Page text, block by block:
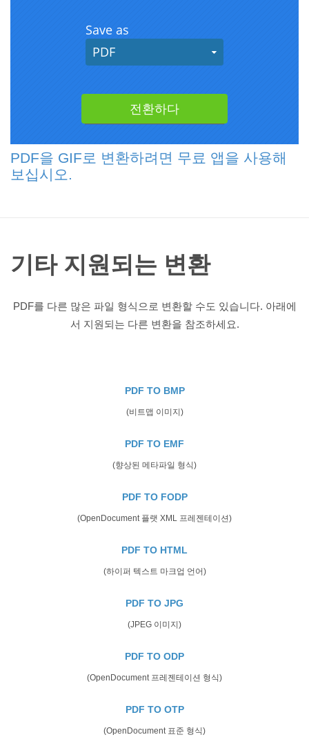
PDF을 GIF로 변환하려면 무료 앱을 사용해
보십시오.
기타 지원되는 변환
PDF를 다른 많은 파일 형식으로 변환할 수도 있습니다. 아래에
서 지원되는 다른 변환을 참조하세요.
PDF TO BMP
(비트맵 이미지)
PDF TO EMF
(향상된 메타파일 형식)
PDF TO FODP
(OpenDocument 플랫 XML 프레젠테이션)
PDF TO HTML
(하이퍼 텍스트 마크업 언어)
PDF TO JPG
(JPEG 이미지)
PDF TO ODP
(OpenDocument 프레젠테이션 형식)
PDF TO OTP
(OpenDocument 표준 형식)